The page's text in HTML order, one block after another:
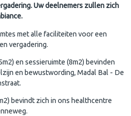
Uw deelnemers zullen zich
met alle faciliteiten voor een
vergadering.
en sessieruimte (8m2) bevinden
en bewustwording, Madal Bal - De
bevindt zich in ons healthcentre